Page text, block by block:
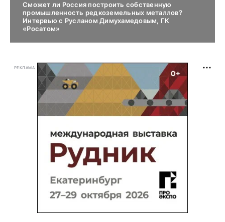
Сможет ли Россия построить собственную
промышленность редкоземельных металлов?
Интервью с Русланом Димухамедовым, ГК
«Росатом»
РЕКЛАМА